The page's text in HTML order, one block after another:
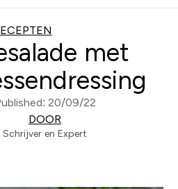
met
20/09/22
DOOR
Schrijver en Expert